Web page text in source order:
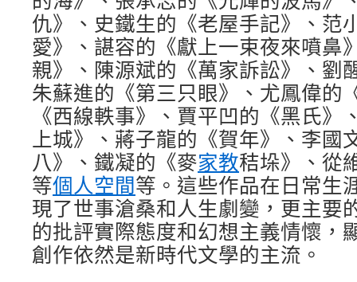
仇》、史鐵生的《老屋手記》、范
愛》、諶容的《獻上一束夜來噴鼻
親》、陳源斌的《萬家訴訟》、劉
朱蘇進的《第三只眼》、尤鳳偉的
《西線軼事》、賈平凹的《黑氏》
上城》、蔣子龍的《賀年》、李國
八》、鐵凝的《麥家教秸垛》、從
等個人空間等。這些作品在日常生
現了世事滄桑和人生劇變，更主要
的批評實際態度和幻想主義情懷，
創作依然是新時代文學的主流。